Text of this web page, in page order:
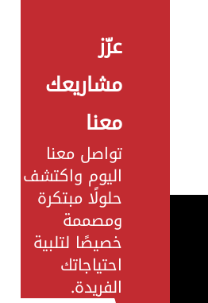
عزّز
مشاريعك
معنا
تواصل معنا
اليوم واكتشف
حلولًا مبتكرة
ومصممة
خصيصًا لتلبية
احتياجاتك
الفريدة.